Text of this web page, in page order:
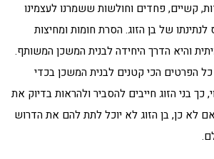
קשיים, פחדים וחולשות ששמרנו לעצמינו
של בן הזוג. הסרת חומות ומחיצות
והיא הדרך היחידה לבנית המשכן המשותף.
הפרטים הכי קטנים לבנית המשכן בכדי
כך בני הזוג חייבים להסביר ולהראות בדיוק את
לא כן, בן הזוג לא יוכל לתת להם את הדרוש